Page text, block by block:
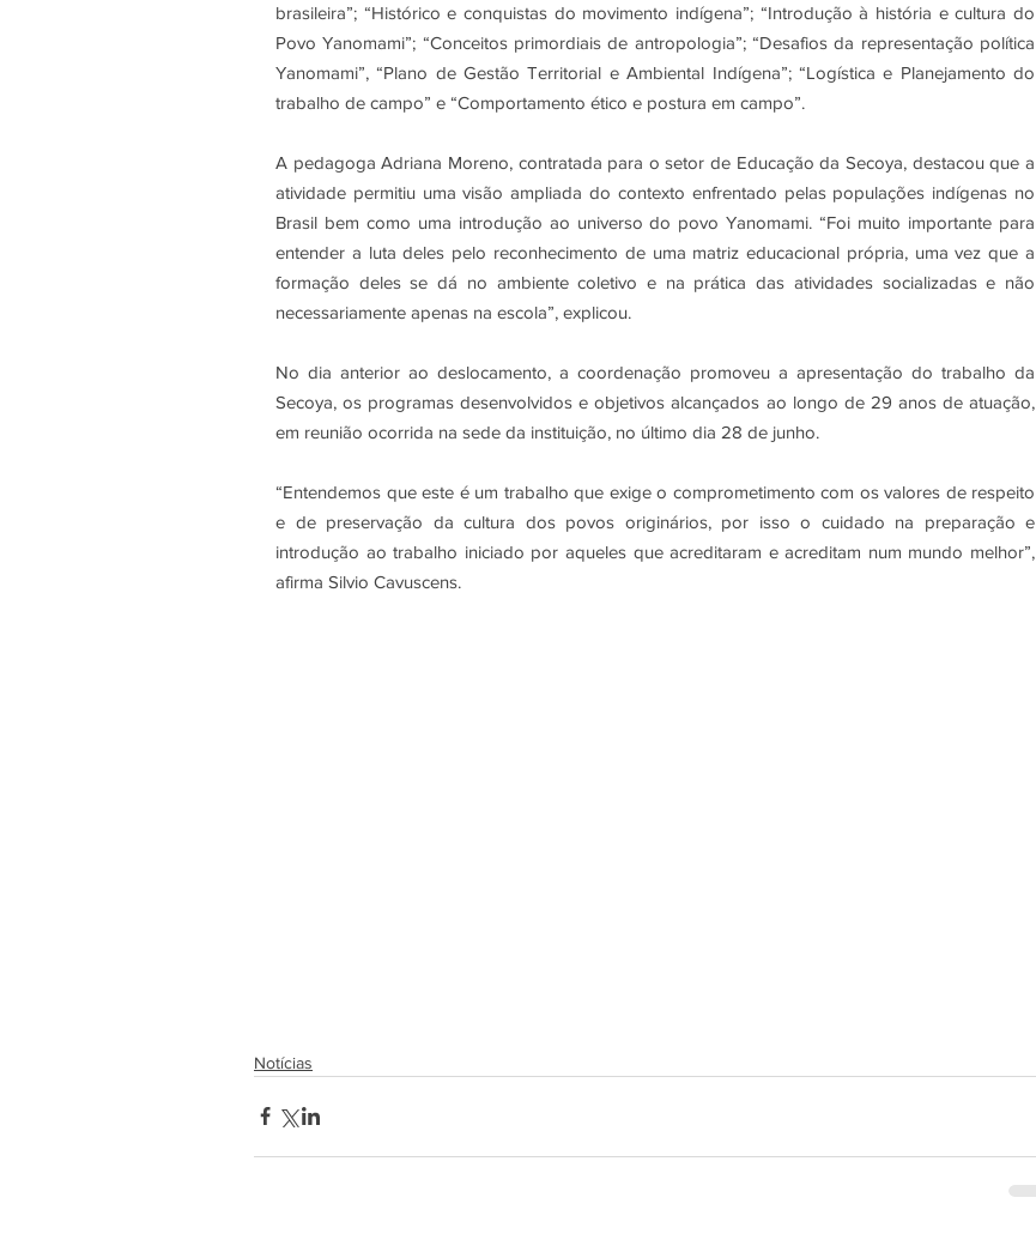
brasileira”; “Histórico e conquistas do movimento indígena”; “Introdução à história e cultura do
Povo Yanomami”; “Conceitos primordiais de antropologia”; “Desafios da representação política
Yanomami”, “Plano de Gestão Territorial e Ambiental Indígena”; “Logística e Planejamento do
trabalho de campo” e “Comportamento ético e postura em campo”.
A pedagoga Adriana Moreno, contratada para o setor de Educação da Secoya, destacou que a
atividade permitiu uma visão ampliada do contexto enfrentado pelas populações indígenas no
Brasil bem como uma introdução ao universo do povo Yanomami. “Foi muito importante para
entender a luta deles pelo reconhecimento de uma matriz educacional própria, uma vez que a
formação deles se dá no ambiente coletivo e na prática das atividades socializadas e não
necessariamente apenas na escola”, explicou.
No dia anterior ao deslocamento, a coordenação promoveu a apresentação do trabalho da
Secoya, os programas desenvolvidos e objetivos alcançados ao longo de 29 anos de atuação,
em reunião ocorrida na sede da instituição, no último dia 28 de junho.
“Entendemos que este é um trabalho que exige o comprometimento com os valores de respeito
e de preservação da cultura dos povos originários, por isso o cuidado na preparação e
introdução ao trabalho iniciado por aqueles que acreditaram e acreditam num mundo melhor”,
afirma Silvio Cavuscens.
Notícias